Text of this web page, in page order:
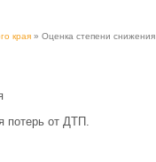
края » Оценка степени снижения
потерь от ДТП.